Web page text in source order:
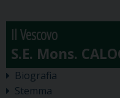
Il Vescovo
Biografia
Stemma